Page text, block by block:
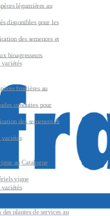
légumières au
disponibles pour les
des semences et
bioagresseurs
fruitières au
conduites pour
des semences &
au Catalogue
vigne
plantes de services au